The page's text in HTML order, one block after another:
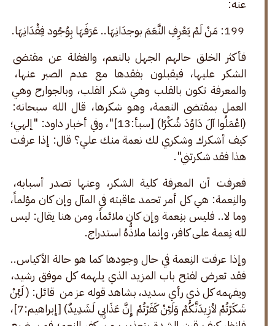
عنه:
199: مَنْ لَمْ يَعْرِفِ النَّعَمَ بوجدَانِهَا.. عَرَفَهَا بِوُجُود فِقْدَانِهَا.
فأكثر الخلق حالهم الجهل بالنعم، والغفلة عن مقتضى
الشكر عليها، فيقبلون بفقدها مع عدم الصبر عنها،
والمعرفة تكون بالقلب وهي شكر القلب، وبالجوارح وهي
العمل بمقتضى النعمة، وهـو شكرها، قال الله سبحانه:
(اعْمَلُوا آلَ دَاوُدَ شُكْرًا) [سبأ:13]"، وفي أخبار داود: "إلهي؛
كيف أشكرك وشكري لك نعمة منك علي؟ قال: إذا عرفت
هذا فقد شكرتني".
فعرفت أن المعرفة كلية الشكر، وعنها تصدر أسبابه،
والنِعمة: هي كل أمر تحمد عاقبته في المآل وإن كان مؤلماً،
وما لا.. فليس بنِعمة وإن كان ملائماً، ومن هنا يقال: ليس
لله نِعمة على كافر، وإنما ملاذُّهُ استدراج.
وإذا عرفت النِعمة في حال وجودها كما هو حالة الأكياس..
فقد تعرض لفتح باب المزيد الذي يلهمه كل موفق رشيد،
ويفهمه كل ذي رأي سديد، بشاهد قوله عز من  قائل: (لَئِنْ
شَكَرْتُمْ لأزِيدَنَّكُمْ وَلَئِنْ كَفَرْتُمْ إِنَّ عَذَابِي لَشَدِيدٌ) [إبراهيم:7]،